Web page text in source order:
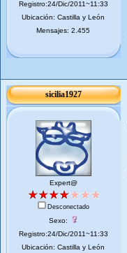
Registro:24/Dic/2011~11:33
Ubicación: Castilla y León
Mensajes: 2.455
sicilia1927
Expert@
Desconectado
Sexo:
Registro:24/Dic/2011~11:33
Ubicación: Castilla y León